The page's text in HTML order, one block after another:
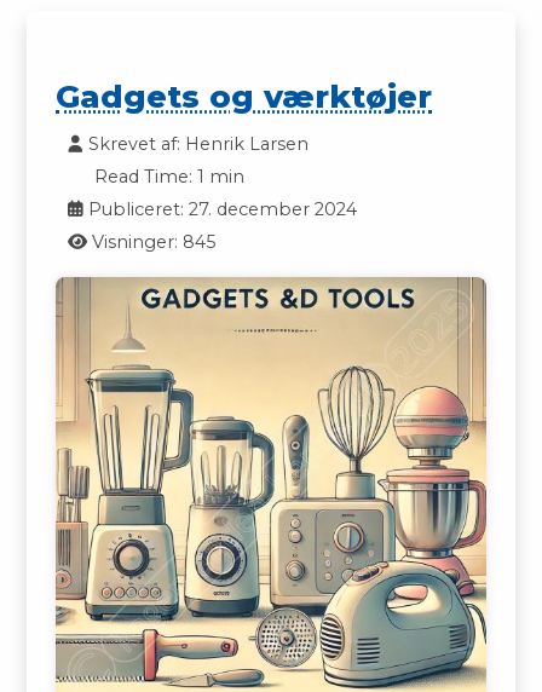
Gadgets og værktøjer
Skrevet af: Henrik Larsen
Read Time: 1 min
Publiceret: 27. december 2024
Visninger: 845